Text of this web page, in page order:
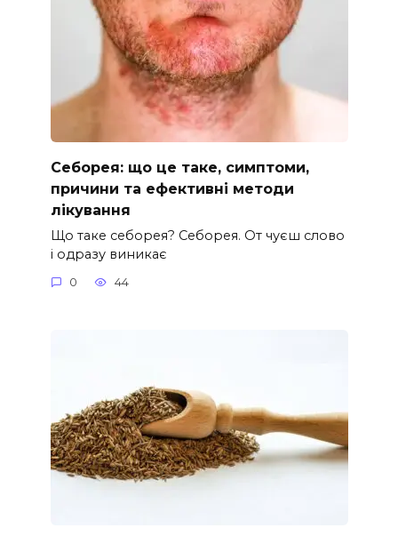
Себорея: що це таке, симптоми,
причини та ефективні методи
лікування
Що таке себорея? Себорея. От чуєш слово
і одразу виникає
0 44